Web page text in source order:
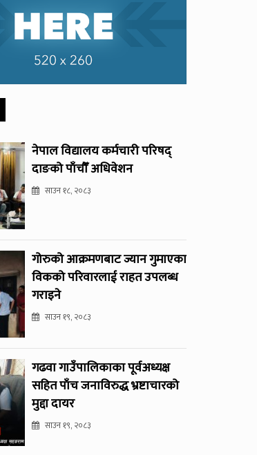
नेपाल विद्यालय कर्मचारी परिषद्
दाङको पाँचौँ अधिवेशन
साउन १८, २०८३
गोरुको आक्रमणबाट ज्यान गुमाएका
विकको परिवारलाई राहत उपलब्ध
गराइने
साउन १९, २०८३
गढवा गाउँपालिकाका पूर्वअध्यक्ष
सहित पाँच जनाविरुद्ध भ्रष्टाचारको
मुद्दा दायर
साउन १९, २०८३